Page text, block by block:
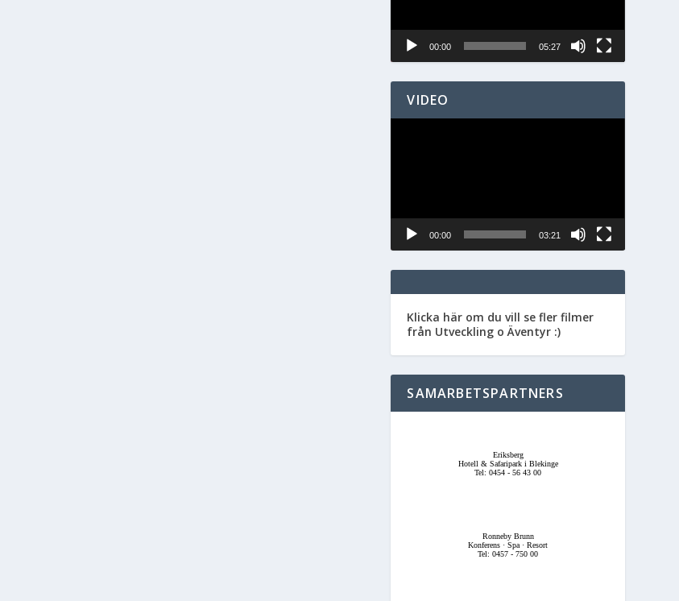
00:00 05:27
VIDEO
00:00 03:21
Klicka här om du vill se fler filmer
från Utveckling o Äventyr :)
SAMARBETSPARTNERS
Eriksberg
Hotell & Safaripark i Blekinge
Tel: 0454 - 56 43 00
Ronneby Brunn
Konferens · Spa · Resort
Tel: 0457 - 750 00